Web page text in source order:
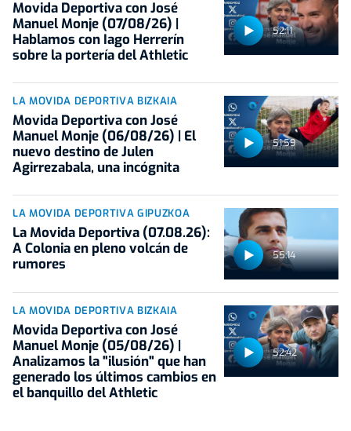
52:11
Movida Deportiva con José
Manuel Monje (07/08/26) |
Hablamos con Iago Herrerín
sobre la portería del Athletic
51:59
LA MOVIDA DEPORTIVA BIZKAIA
Movida Deportiva con José
Manuel Monje (06/08/26) | El
nuevo destino de Julen
Agirrezabala, una incógnita
55:14
LA MOVIDA DEPORTIVA GIPUZKOA
La Movida Deportiva (07.08.26):
A Colonia en pleno volcán de
rumores
52:42
LA MOVIDA DEPORTIVA BIZKAIA
Movida Deportiva con José
Manuel Monje (05/08/26) |
Analizamos la "ilusión" que han
generado los últimos cambios en
el banquillo del Athletic